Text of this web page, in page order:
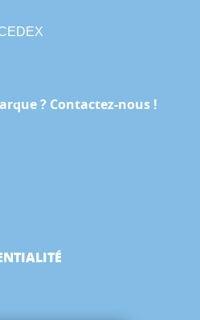
? Contactez-nous !